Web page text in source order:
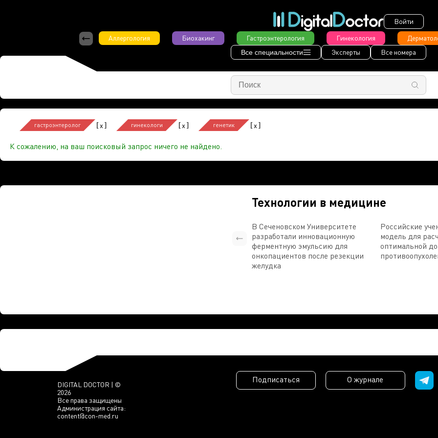
Войти
Аллергология
Биохакинг Гастроэнтерология Гинекология
Все специальности Эксперты Все номера
гастроэнтеролог [x] гинекологи [x] генетик [x]
К сожалению, на ваш поисковый запрос ничего не найдено.
Технологии в медицине
В Сеченовском Университете
разработали инновационную
ферментную эмульсию для
онкопациентов после резекции
желудка
Российские
модель для
оптимальной
DIGITAL DOCTOR | ©
2026
Все права защищены
Администрация сайта:
content@con-med.ru
Подписаться О журнале